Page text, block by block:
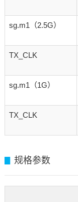
sg.m1（2.5G）
TX_CLK
sg.m1（1G）
TX_CLK
规格参数